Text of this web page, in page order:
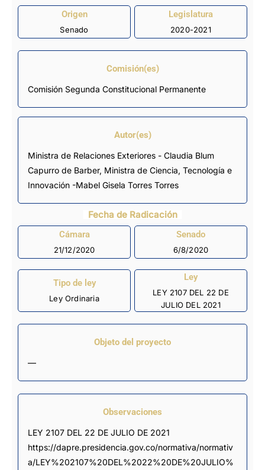
Origen
Senado
Legislatura
2020-2021
Comisión(es)
Comisión Segunda Constitucional Permanente
Autor(es)
Ministra de Relaciones Exteriores - Claudia Blum
Capurro de Barber, Ministra de Ciencia, Tecnología e
Innovación -Mabel Gisela Torres Torres
Fecha de Radicación
Cámara
21/12/2020
Senado
6/8/2020
Tipo de ley
Ley Ordinaria
Ley
LEY 2107 DEL 22 DE
JULIO DEL 2021
Objeto del proyecto
—
Observaciones
LEY 2107 DEL 22 DE JULIO DE 2021
https://dapre.presidencia.gov.co/normativa/normativ
a/LEY%202107%20DEL%2022%20DE%20JULIO%